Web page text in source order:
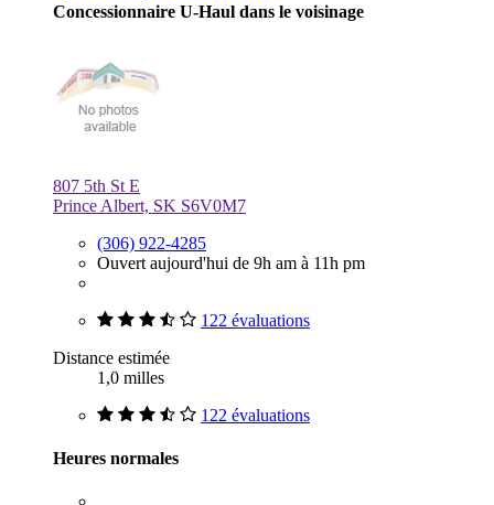
Concessionnaire U-Haul dans le voisinage
807 5th St E
Prince Albert, SK S6V0M7
(306) 922-4285
Ouvert aujourd'hui de 9h am à 11h pm
122 évaluations
Distance estimée
1,0 milles
122 évaluations
Heures normales